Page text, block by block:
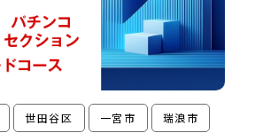
世田谷区 一宮市 瑞浪市